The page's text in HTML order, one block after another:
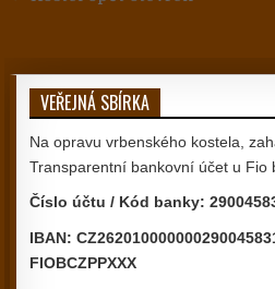
VEŘEJNÁ SBÍRKA
Na opravu vrbenského kostela,
Transparentní bankovní účet u Fio
Číslo účtu / Kód banky:
IBAN:
FIOBCZPPXXX